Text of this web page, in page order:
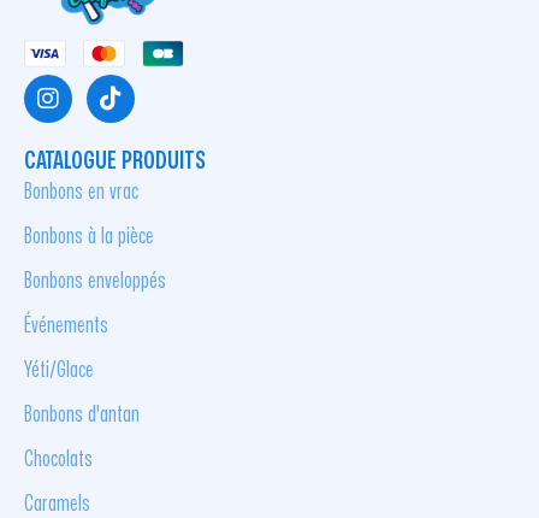
CATALOGUE PRODUITS
Bonbons en vrac
Bonbons à la pièce
Bonbons enveloppés
Événements
Yéti/Glace
Bonbons d'antan
Chocolats
Caramels